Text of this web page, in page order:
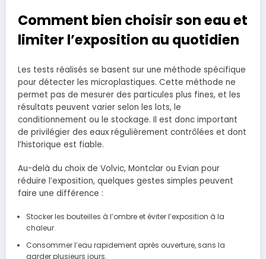
Comment bien choisir son eau et
limiter l’exposition au quotidien
Les tests réalisés se basent sur une méthode spécifique
pour détecter les microplastiques. Cette méthode ne
permet pas de mesurer des particules plus fines, et les
résultats peuvent varier selon les lots, le
conditionnement ou le stockage. Il est donc important
de privilégier des eaux régulièrement contrôlées et dont
l’historique est fiable.
Au-delà du choix de Volvic, Montclar ou Evian pour
réduire l’exposition, quelques gestes simples peuvent
faire une différence :
Stocker les bouteilles à l’ombre et éviter l’exposition à la
chaleur.
Consommer l’eau rapidement après ouverture, sans la
garder plusieurs jours.